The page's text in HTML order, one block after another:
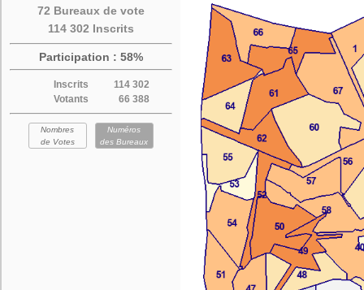
72 Bureaux de vote
114 302 Inscrits
Participation : 58%
Inscrits
114 302
Votants
66 388
Nombres
de Votes
Numéros
des Bureaux